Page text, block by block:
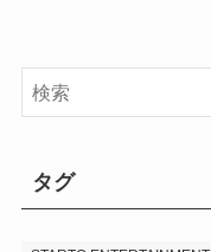
タグ